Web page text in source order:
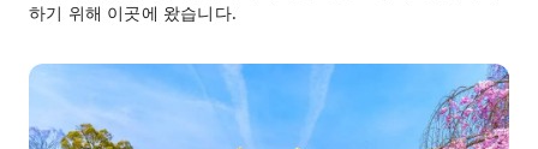
하기 위해 이곳에 왔습니다.